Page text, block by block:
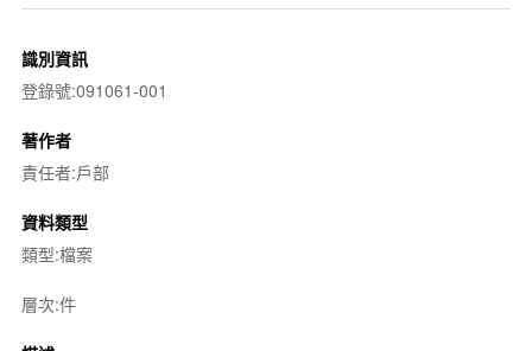
識別資訊
登錄號:091061-001
著作者
責任者:戶部
資料類型
類型:檔案
層次:件